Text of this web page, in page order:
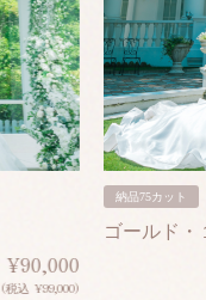
¥90,000
(税込 ¥99,000)
納品75カット
ゴールド・